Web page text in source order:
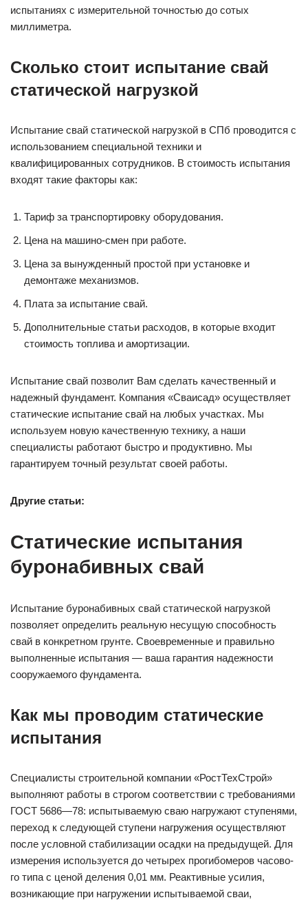
испытаниях с измерительной точностью до сотых
миллиметра.
Сколько стоит испытание свай
статической нагрузкой
Испытание свай статической нагрузкой в СПб проводится с
использованием специальной техники и
квалифицированных сотрудников. В стоимость испытания
входят такие факторы как:
Тариф за транспортировку оборудования.
Цена на машино-смен при работе.
Цена за вынужденный простой при установке и
демонтаже механизмов.
Плата за испытание свай.
Дополнительные статьи расходов, в которые входит
стоимость топлива и амортизации.
Испытание свай позволит Вам сделать качественный и
надежный фундамент. Компания «Сваисад» осуществляет
статические испытание свай на любых участках. Мы
используем новую качественную технику, а наши
специалисты работают быстро и продуктивно. Мы
гарантируем точный результат своей работы.
Другие статьи:
Статические испытания
буронабивных свай
Испытание буронабивных свай статической нагрузкой
позволяет определить реальную несущую способность
свай в конкретном грунте. Своевременные и правильно
выполненные испытания — ваша гарантия надежности
сооружаемого фундамента.
Как мы проводим статические
испытания
Специалисты строительной компании «РостТехСтрой»
выполняют работы в строгом соответствии с требованиями
ГОСТ 5686—78: испытываемую сваю нагружают ступенями,
переход к следующей ступени нагружения осуществляют
после условной стабилизации осадки на предыдущей. Для
измерения используется до четырех прогибомеров часово­
го типа с ценой деления 0,01 мм. Реактивные усилия,
возникающие при нагружении испытываемой сваи,